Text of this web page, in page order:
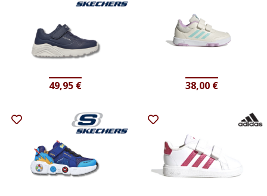
49,95 € 38,00 €